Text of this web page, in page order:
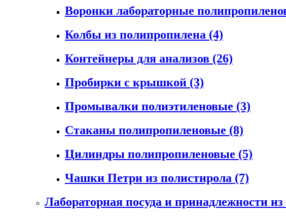
Воронки лабораторные
Колбы из полипропилена (4)
Контейнеры для анализов (26)
Пробирки с крышкой (3)
Промывалки полиэтиленовые (3)
Стаканы полипропиленовые (8)
Цилиндры полипропиленовые (5)
Чашки Петри из полистирола (7)
Лабораторная посуда и принадлежности